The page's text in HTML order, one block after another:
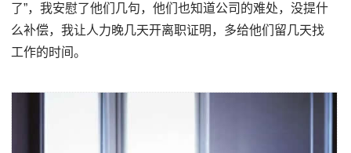
了”，我安慰了他们几句，他们也知道公司的难处，没提什
么补偿，我让人力晚几天开离职证明，多给他们留几天找
工作的时间。